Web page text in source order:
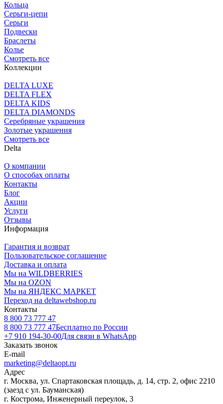
Кольца
Серьги-цепи
Серьги
Подвески
Браслеты
Колье
Смотреть все
Коллекции
DELTA LUXE
DELTA FLEX
DELTA KIDS
DELTA DIAMONDS
Серебряные украшения
Золотые украшения
Смотреть все
Delta
О компании
О способах оплаты
Контакты
Блог
Акции
Услуги
Отзывы
Информация
Гарантия и возврат
Пользовательское соглашение
Доставка и оплата
Мы на WILDBERRIES
Мы на OZON
Мы на ЯНДЕКС МАРКЕТ
Переход на deltawebshop.ru
Контакты
8 800 73 777 47
8 800 73 777 47Бесплатно по России
+7 910 194-30-00Для связи в WhatsApp
Заказать звонок
E-mail
marketing@deltaopt.ru
Адрес
г. Москва, ул. Спартаковская площадь, д. 14, стр. 2, офис 2210
(заезд с ул. Бауманская)
г. Кострома, Инженерный переулок, 3